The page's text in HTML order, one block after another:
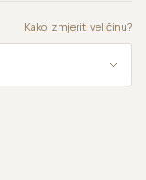
Kako izmjeriti veličinu?